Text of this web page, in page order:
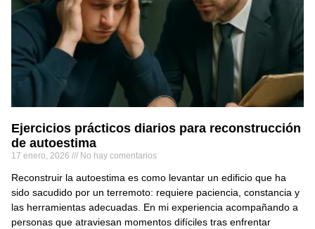
Ejercicios prácticos diarios para reconstrucción
de autoestima
17 enero, 2026 No hay comentarios
Reconstruir la autoestima es como levantar un edificio que ha
sido sacudido por un terremoto: requiere paciencia, constancia y
las herramientas adecuadas. En mi experiencia acompañando a
personas que atraviesan momentos difíciles tras enfrentar